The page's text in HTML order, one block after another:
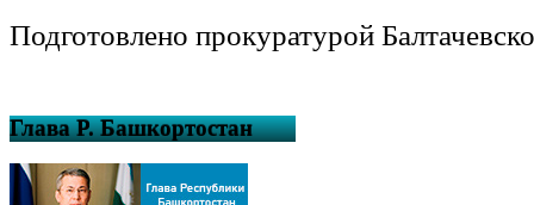
Подготовлено прокуратурой
Глава Р. Башкортостан